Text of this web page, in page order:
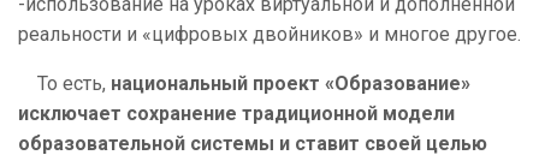
реальности и «цифровых двойников» и многое другое.
То есть, национальный проект «Образование»
исключает сохранение традиционной модели
образовательной системы и ставит своей целью